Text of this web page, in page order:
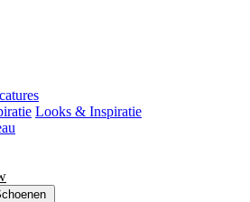
Looks & Inspiratie